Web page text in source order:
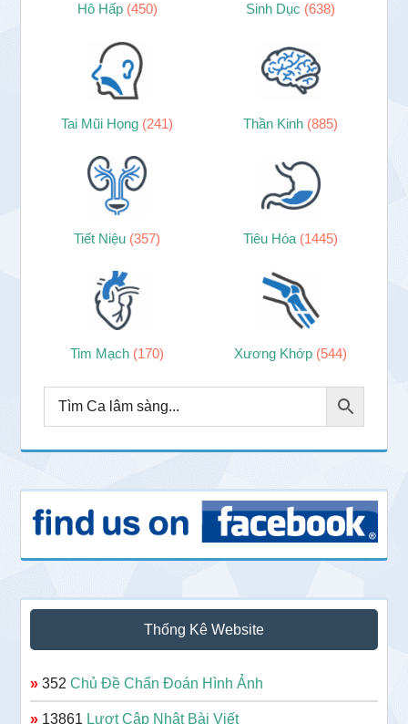
Hô Hấp (450) Sinh Dục (638)
Tai Mũi Họng (241) Thần Kinh (885)
Tiết Niệu (357) Tiêu Hóa (1445)
Tim Mạch (170) Xương Khớp (544)
Thống Kê Website
» 352Chủ Đề Chẩn Đoán Hình Ảnh
» 13861 Lượt Cập Nhật Bài Viết